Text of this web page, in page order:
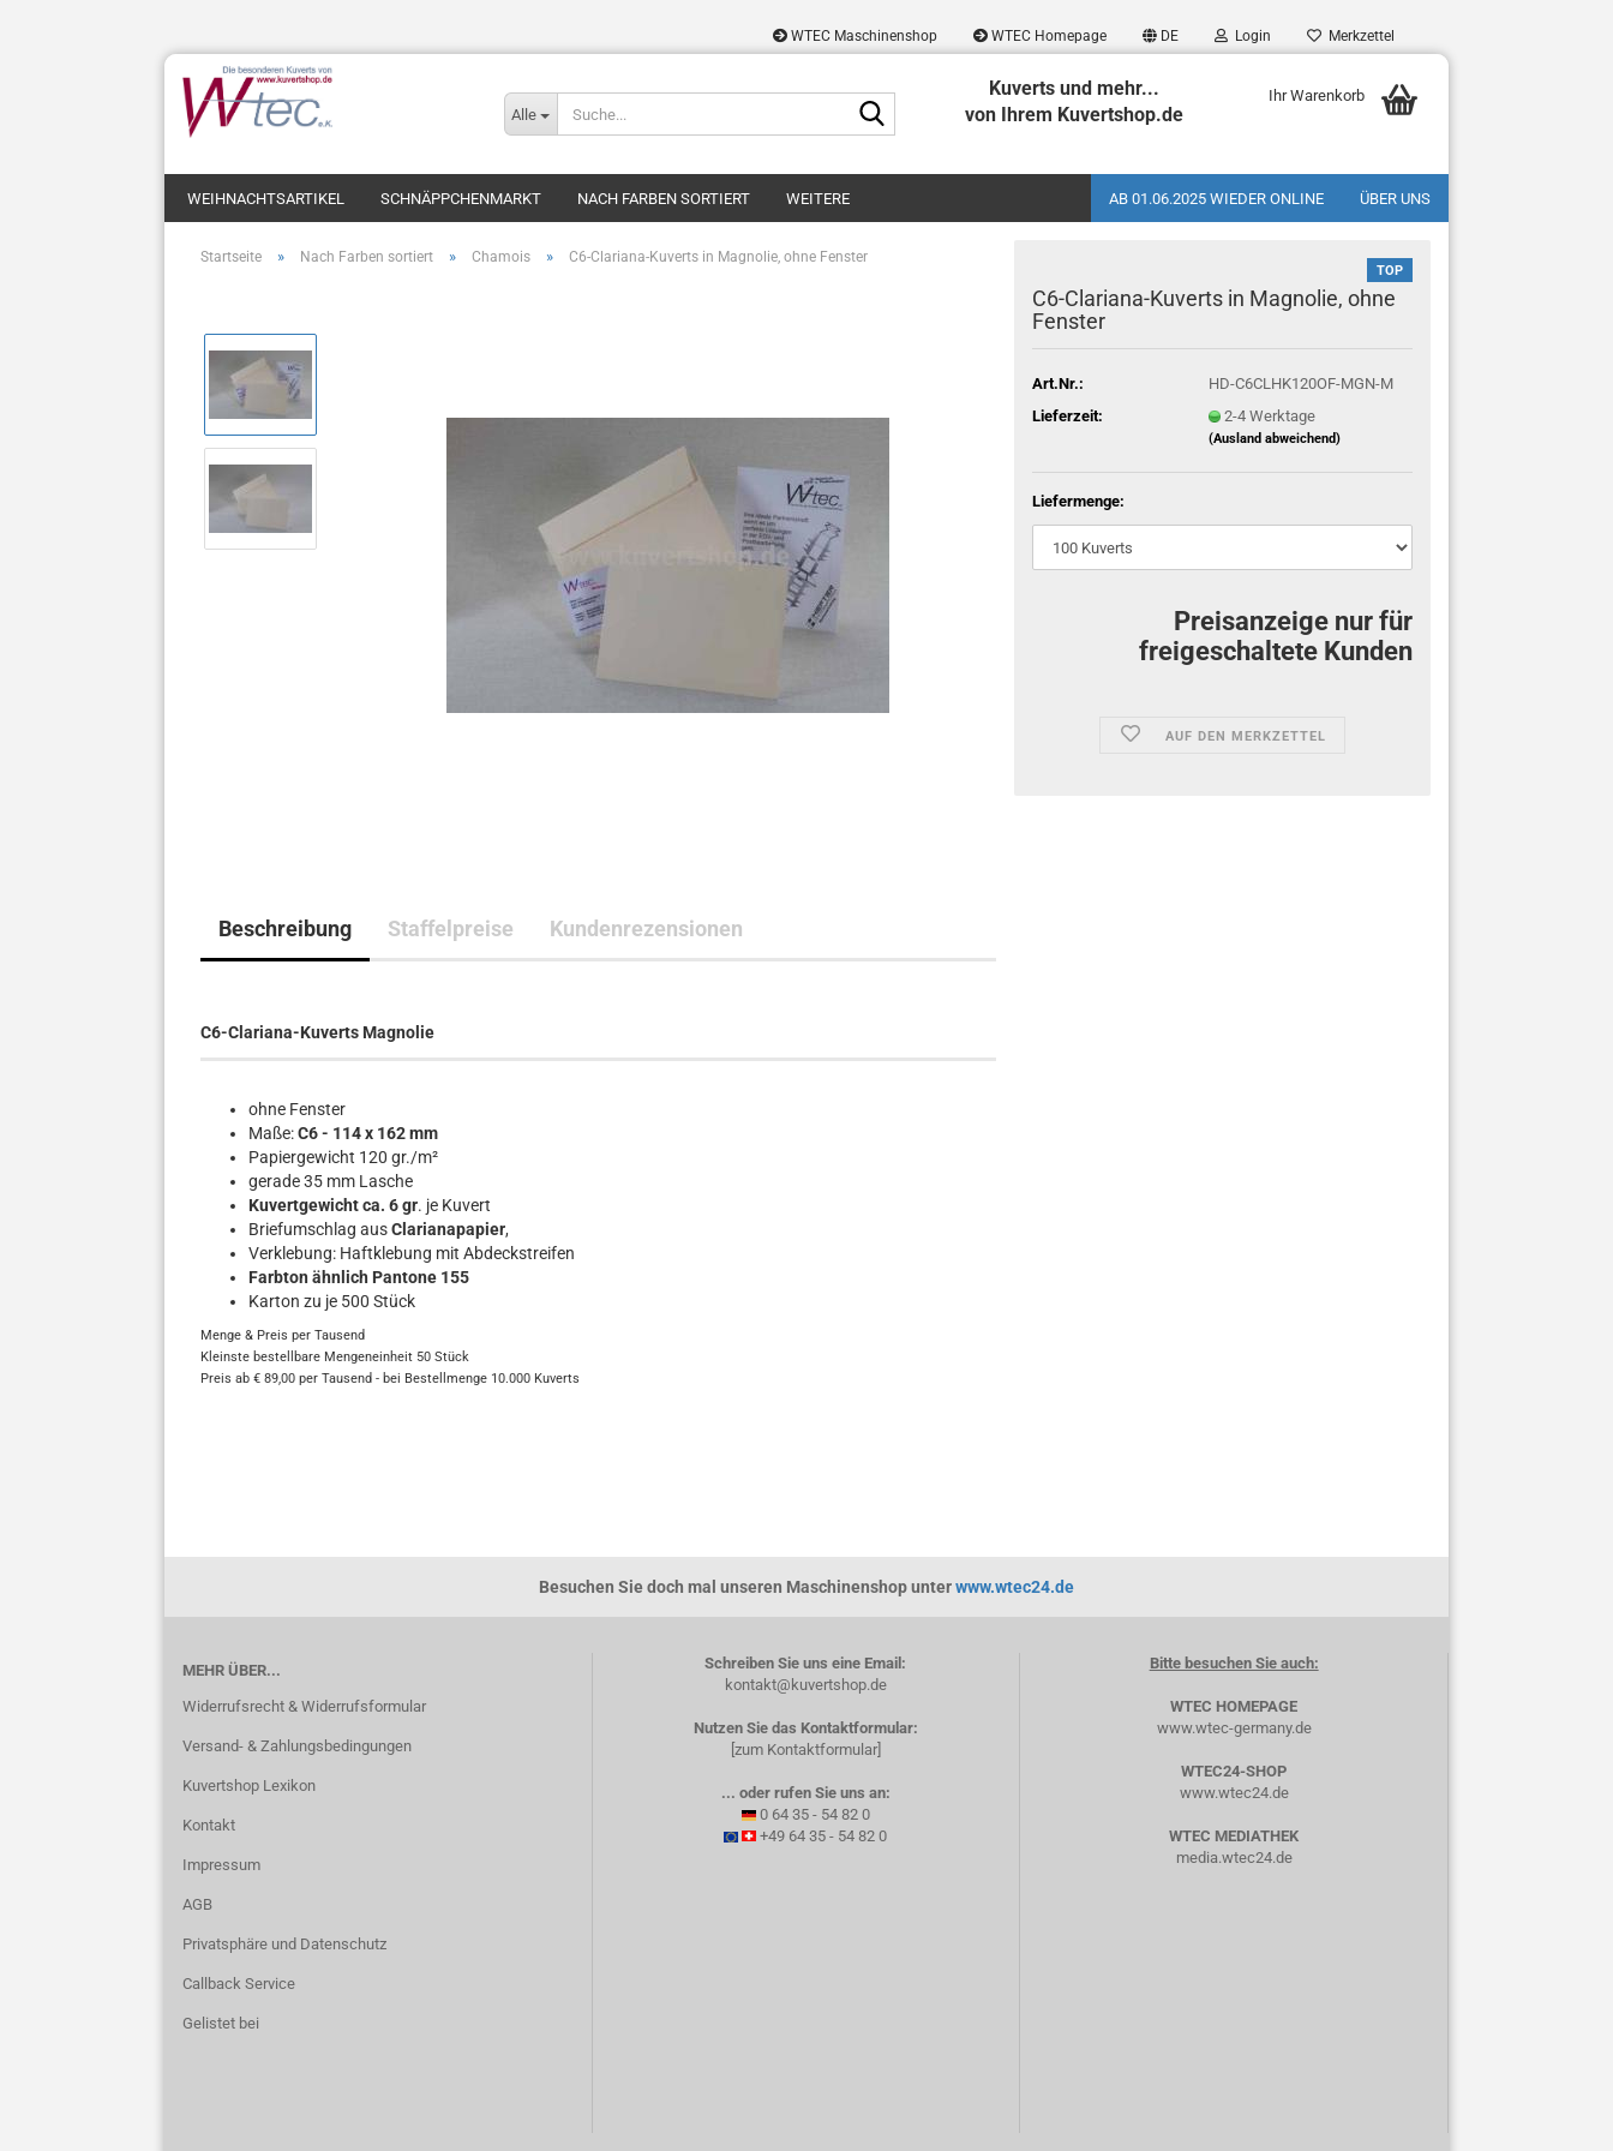
WTEC Maschinenshop WTEC Homepage DE Login Merkzettel
Alle
Kuverts und mehr...
von Ihrem Kuvertshop.de
Ihr Warenkorb
WEIHNACHTSARTIKEL SCHNÄPPCHENMARKT NACH FARBEN SORTIERT AB 01.06.2025 WIEDER ONLINE ÜBER UNS
WEITERE
Startseite » Nach Farben sortiert » Chamois » C6-Clariana-Kuverts in Magnolie, ohne Fenster
TOP
C6-Clariana-Kuverts in Magnolie, ohne
Fenster
Art.Nr.:
HD-C6CLHK120OF-MGN-M
Lieferzeit:
2-4 Werktage
(Ausland abweichend)
Liefermenge:
Preisanzeige nur für
freigeschaltete Kunden
AUF DEN MERKZETTEL
Beschreibung Staffelpreise Kundenrezensionen
C6-Clariana-Kuverts Magnolie
ohne Fenster
Maße:C6 - 114 x 162 mm
Papiergewicht 120 gr./m²
gerade 35 mm Lasche
Kuvertgewicht ca. 6 gr. je Kuvert
Briefumschlag ausClarianapapier,
Verklebung: Haftklebung mit Abdeckstreifen
Farbton ähnlich Pantone 155
Karton zu je 500 Stück
Menge & Preis per Tausend
Kleinste bestellbare Mengeneinheit 50 Stück
Preis ab € 89,00 per Tausend - bei Bestellmenge 10.000 Kuverts
Besuchen Sie doch mal unseren Maschinenshop unterwww.wtec24.de
MEHR ÜBER...
Widerrufsrecht & Widerrufsformular
Versand- & Zahlungsbedingungen
Kuvertshop Lexikon
Kontakt
Impressum
AGB
Privatsphäre und Datenschutz
Callback Service
Gelistet bei
Schreiben Sie uns eine Email:
kontakt@kuvertshop.de
Nutzen Sie das Kontaktformular:
[zum Kontaktformular]
... oder rufen Sie uns an:
0 64 35 - 54 82 0
+49 64 35 - 54 82 0
Bitte besuchen Sie auch:
WTEC HOMEPAGE
www.wtec-germany.de
WTEC24-SHOP
www.wtec24.de
WTEC MEDIATHEK
media.wtec24.de